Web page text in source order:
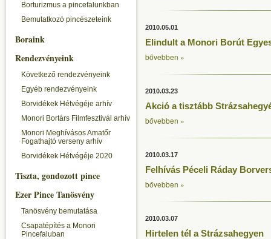
Borturizmus a pincefalunkban
Bemutatkozó pincészeteink
Boraink
Rendezvényeink
Következő rendezvényeink
Egyéb rendezvényeink
Borvidékek Hétvégéje arhív
Monori Bortárs Filmfesztivál arhív
Monori Meghívásos Amatőr
Fogathajtó verseny arhív
Borvidékek Hétvégéje 2020
Tiszta, gondozott pince
Ezer Pince Tanösvény
Tanösvény bemutatása
Csapatépítés a Monori
Pincefaluban
2010.05.01
Elindult a Monori Borút
bővebben »
2010.03.23
Akció a tisztább
bővebben »
2010.03.17
Felhívás Péceli Ráday
bővebben »
2010.03.07
Hirtelen tél a Strázsahegyen